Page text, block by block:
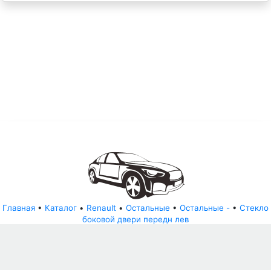
Главная • Каталог • Renault • Остальные • Остальные - • Стекло
боковой двери передн лев